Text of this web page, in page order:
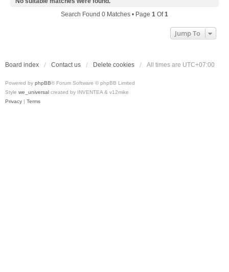
Search Found 0 Matches • Page 1 Of1
Jump To
Board index Contact us Delete cookies All times are UTC+07:00
Powered by phpBB® Forum Software © phpBB Limited
Style we_universal created by INVENTEA & v12mike
Privacy | Terms